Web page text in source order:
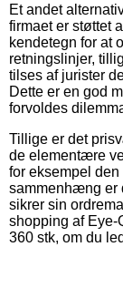
Et andet
firmaet er støttet
kendetegn for at
retningslinjer,
tilses af jurister
Dette er en god
forvoldes
Tillige er det
de elementære
for eksempel
sammenhæng er
sikrer sin
shopping af
360 stk, om du